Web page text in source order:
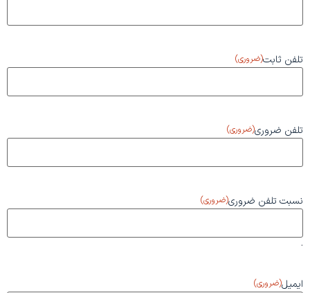
تلفن ثابت(ضروری)
تلفن ضروری(ضروری)
نسبت تلفن ضروری(ضروری)
.
ایمیل(ضروری)